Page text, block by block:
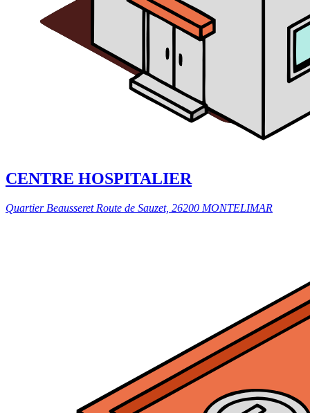
CENTRE HOSPITALIER
Quartier Beausseret Route de Sauzet, 26200 MONTELIMAR